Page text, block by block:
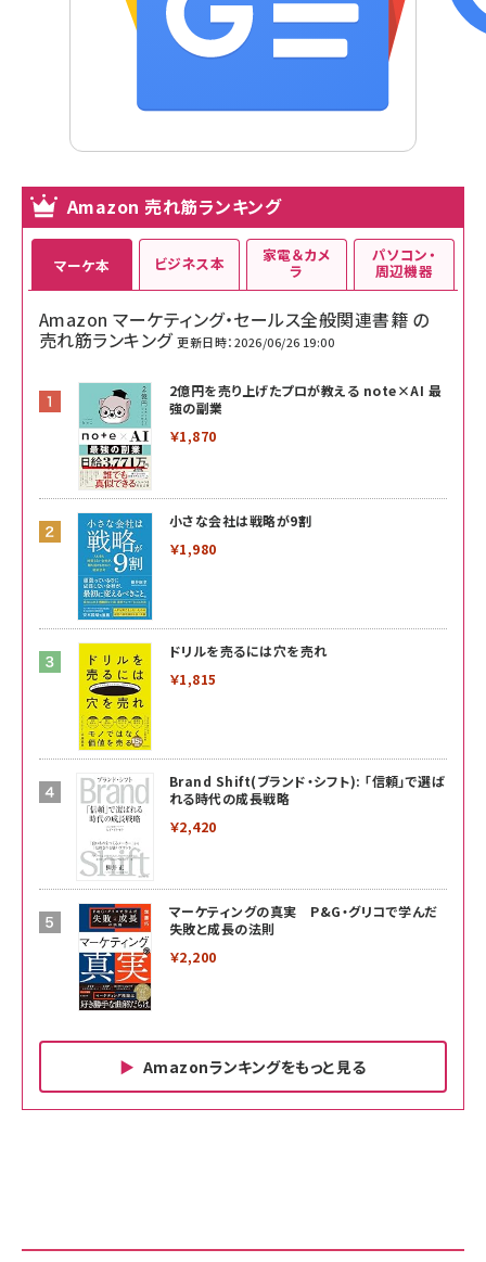
Amazon 売れ筋ランキング
マーケ本
Amazon マーケティング・セールス全般関連書籍 の
売れ筋ランキング 更新日時：2026/06/26 19:00
2億円を売り上げたプロが教える note×AI 最
強の副業
￥1,870
小さな会社は戦略が9割
￥1,980
ドリルを売るには穴を売れ
￥1,815
Brand Shift(ブランド・シフト): 「信頼」で選ば
れる時代の成長戦略
￥2,420
マーケティングの真実 P&G・グリコで学んだ
失敗と成長の法則
￥2,200
Amazonランキングをもっと見る
ビジネス本
￥880
家電＆カメ
ラ
サポート正規品 メーカー保証5年 KLMEA128G
パソコン・
周辺機器
サポート正規品 メーカー保証5年 KLMEA128G